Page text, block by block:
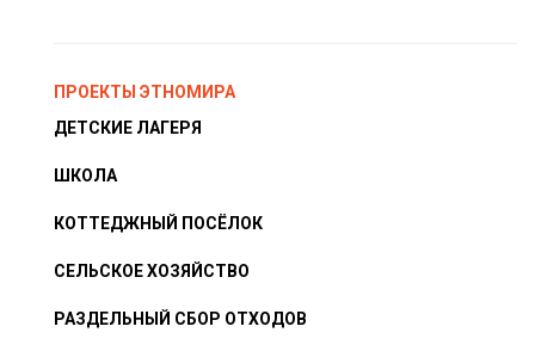
ПРОЕКТЫ ЭТНОМИРА
ДЕТСКИЕ ЛАГЕРЯ
ШКОЛА
КОТТЕДЖНЫЙ ПОСЁЛОК
СЕЛЬСКОЕ ХОЗЯЙСТВО
РАЗДЕЛЬНЫЙ СБОР ОТХОДОВ